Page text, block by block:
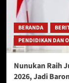
BERANDA
PENDIDIKAN DAN
Nunukan Raih
2026, Jadi